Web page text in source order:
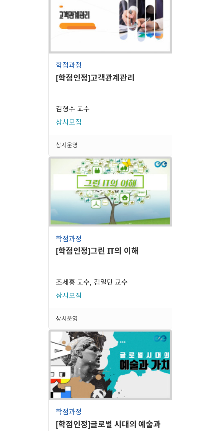
학점과정
[학점인정]고객관계관리
김형수 교수
상시모집
상시운영
학점과정
[학점인정]그린 IT의 이해
조세홍 교수, 김일민 교수
상시모집
상시운영
학점과정
[학점인정]글로벌 시대의 예술과